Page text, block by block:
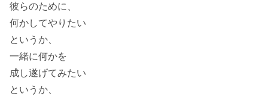
彼らのために、
何かしてやりたい
というか、
一緒に何かを
成し遂げてみたい
というか、